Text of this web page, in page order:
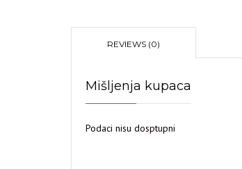
REVIEWS (0)
Mišljenja kupaca
Podaci nisu dosptupni